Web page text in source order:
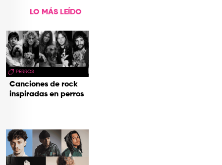
LO MÁS LEÍDO
PERROS
Canciones de rock
inspiradas en perros